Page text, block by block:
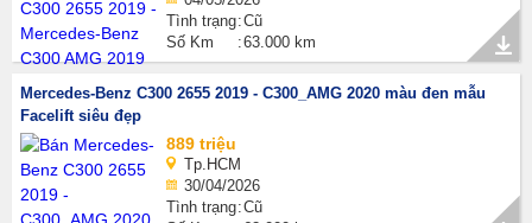
Tình trạng Cũ
Số Km
63.000 km
Mercedes-Benz C300 2655 2019 - C300_AMG 2020 màu đen mẫu
Facelift siêu đẹp
889 triệu
Tp.HCM
30/04/2026
Tình trạng Cũ